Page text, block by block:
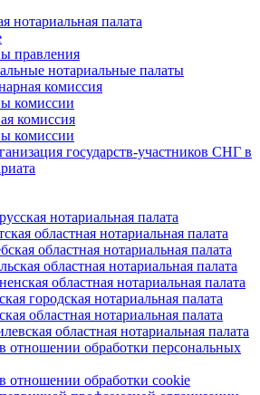
нотариальная палата
правления
нотариальные палаты
комиссия
комиссии
комиссия
комиссии
государств-участников СНГ в
нотариальная палата
областная нотариальная палата
областная нотариальная палата
областная нотариальная палата
областная нотариальная палата
городская нотариальная палата
областная нотариальная палата
областная нотариальная палата
отношении обработки персональных
отношении обработки cookie